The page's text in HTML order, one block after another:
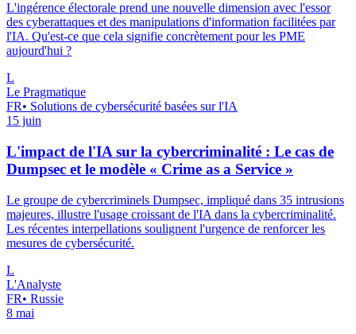
L'ingérence électorale prend une nouvelle dimension avec l'essor
des cyberattaques et des manipulations d'information facilitées par
l'IA. Qu'est-ce que cela signifie concrètement pour les PME
aujourd'hui ?
L
Le Pragmatique
FR• Solutions de cybersécurité basées sur l'IA
15 juin
L'impact de l'IA sur la cybercriminalité : Le cas de
Dumpsec et le modèle « Crime as a Service »
Le groupe de cybercriminels Dumpsec, impliqué dans 35 intrusions
majeures, illustre l'usage croissant de l'IA dans la cybercriminalité.
Les récentes interpellations soulignent l'urgence de renforcer les
mesures de cybersécurité.
L
L'Analyste
FR• Russie
8 mai